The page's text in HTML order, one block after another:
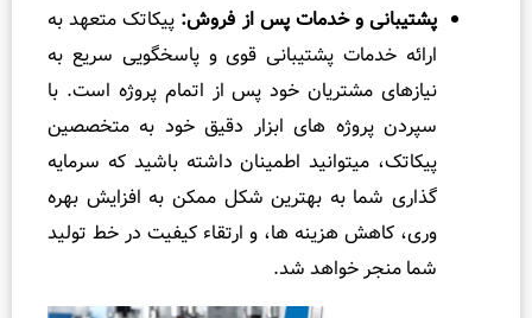
پشتیبانی و خدمات پس از فروش: پیکاتک متعهد به
ارائه خدمات پشتیبانی قوی و پاسخگویی سریع به
نیازهای مشتریان خود پس از اتمام پروژه است. با
سپردن پروژه های ابزار دقیق خود به متخصصین
پیکاتک، میتوانید اطمینان داشته باشید که سرمایه
گذاری شما به بهترین شکل ممکن به افزایش بهره
وری، کاهش هزینه ها، و ارتقاء کیفیت در خط تولید
شما منجر خواهد شد.